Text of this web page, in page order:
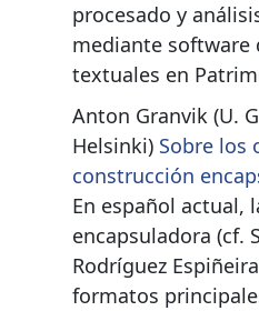
procesado y
mediante software
textuales en
Anton Granvik (U.
Helsinki) Sobre los
construcción
En español actual,
encapsuladora (cf.
Rodríguez
formatos